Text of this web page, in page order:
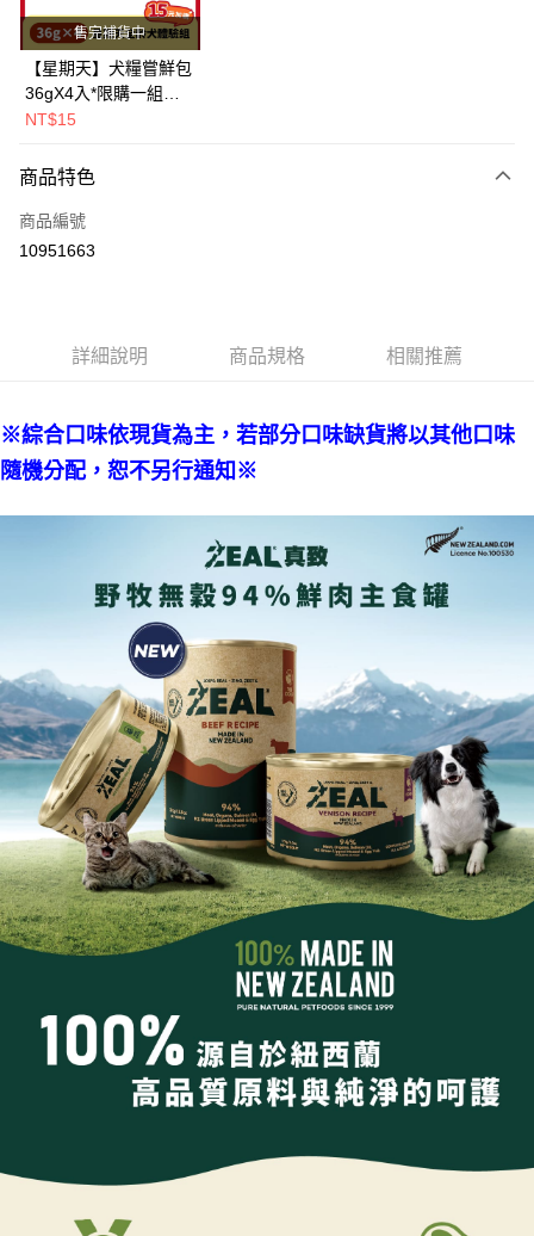
街口支付
悠遊付
Google Pay
AFTEE先享後付
相關說明
【關於「AFTEE先享後付」】
３．安心：先確認商品／服務後，再付款。
結帳頁面，進行簡訊認證並確認金額後，即可完成結帳。
２．訂單成立數日內，您將收到繳費通知簡訊。
３．收到繳費通知簡訊後14天內，點擊此簡訊中的連結，可透過四大超商／
※ 請注意：結帳手續完成當下不需立刻繳費，但若您需要取消訂單，請聯絡
購買商品的店家。未經商家同意取消之訂單仍視為有效，需透過AFTEE先享
※ 交易是否成功請以「AFTEE先享後付 」之結帳頁面顯示為準，若有關於
是否繳費成功／繳費後需取消欲退款等相關疑問，請聯繫「AFTEE先享後付
https://netprotections.freshdesk.com/support/home
【注意事項】
１．透過由恩沛科技股份有限公司提供之「AFTEE先享後付」服務完成之交
易，需依本服務之必要範圍內提供個人資料，並將交易相關給付款項請求債
權轉讓予恩沛科技股份有限公司。
２．關於個人資料處理事宜，請瀏覽以下網址：
https://aftee.tw/terms/#terms3
３．未成年的使用者請事先徵得法定代理人或監護人之同意方可使用
「AFTEE先享後付」，若未經同意申辦者引起之損失，本公司不負相關責
任。
４．使用「AFTEE先享後付」時，將依據個別帳號之用戶狀況，依本公司即
時審查核予不同之上限額度；若仍有額度不足之情形，本公司將視審查結果
請求用戶進行身份認證。
５．嚴禁一人註冊多個帳號或使用他人資訊註冊。若發現惡意使用之情形，
恩沛科技股份有限公司將有權停止該用戶之使用額度並採取法律行動。
ATM付款
全家取貨付款(指定商品免運)
付款後全家取貨(指定商品免運)
免運費
7-11取貨付款(指定商品免運)
付款後7-11取貨(指定商品免運)
一般宅配
每筆NT$100，滿NT$2,000(含以上)免運費
指定商品免運費
免運費
售完補貨中
【星期天】犬糧嘗鮮包
36gX4入*限購一組｜
鱈+鮭+牛+羊（效期
NT$15
商品特色
商品編號
10951663
詳細說明 商品規格 相關推薦
※綜合口味依現貨為主，若部分口味缺貨將以其他口味
隨機分配，恕不另行通知※